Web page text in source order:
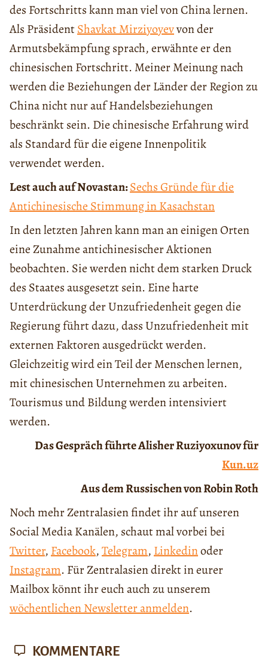
des Fortschritts kann man viel von China lernen.
Als PräsidentShavkat Mirziyoyevvon der
Armutsbekämpfung sprach, erwähnte er den
chinesischen Fortschritt. Meiner Meinung nach
werden die Beziehungen der Länder der Region zu
China nicht nur auf Handelsbeziehungen
beschränkt sein. Die chinesische Erfahrung wird
als Standard für die eigene Innenpolitik
verwendet werden.
Lest auch auf Novastan:Sechs Gründe für die
Antichinesische Stimmung in Kasachstan
In den letzten Jahren kann man an einigen Orten
eine Zunahme antichinesischer Aktionen
beobachten. Sie werden nicht dem starken Druck
des Staates ausgesetzt sein. Eine harte
Unterdrückung der Unzufriedenheit gegen die
Regierung führt dazu, dass Unzufriedenheit mit
externen Faktoren ausgedrückt werden.
Gleichzeitig wird ein Teil der Menschen lernen,
mit chinesischen Unternehmen zu arbeiten.
Tourismus und Bildung werden intensiviert
werden.
Das Gespräch führte Alisher Ruziyoxunov für
Kun.uz
Aus dem Russischen von Robin Roth
Noch mehr Zentralasien findet ihr auf unseren
Social Media Kanälen, schaut mal vorbei bei
Twitter, Facebook,Telegram, Linkedinoder
Instagram. Für Zentralasien direkt in eurer
Mailbox könnt ihr euch auch zu unserem
wöchentlichen Newsletter anmelden.
KOMMENTARE